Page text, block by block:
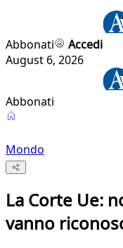
Abbonati
Accedi
August 6, 2026
Abbonati
Mondo
La Corte Ue:
vanno